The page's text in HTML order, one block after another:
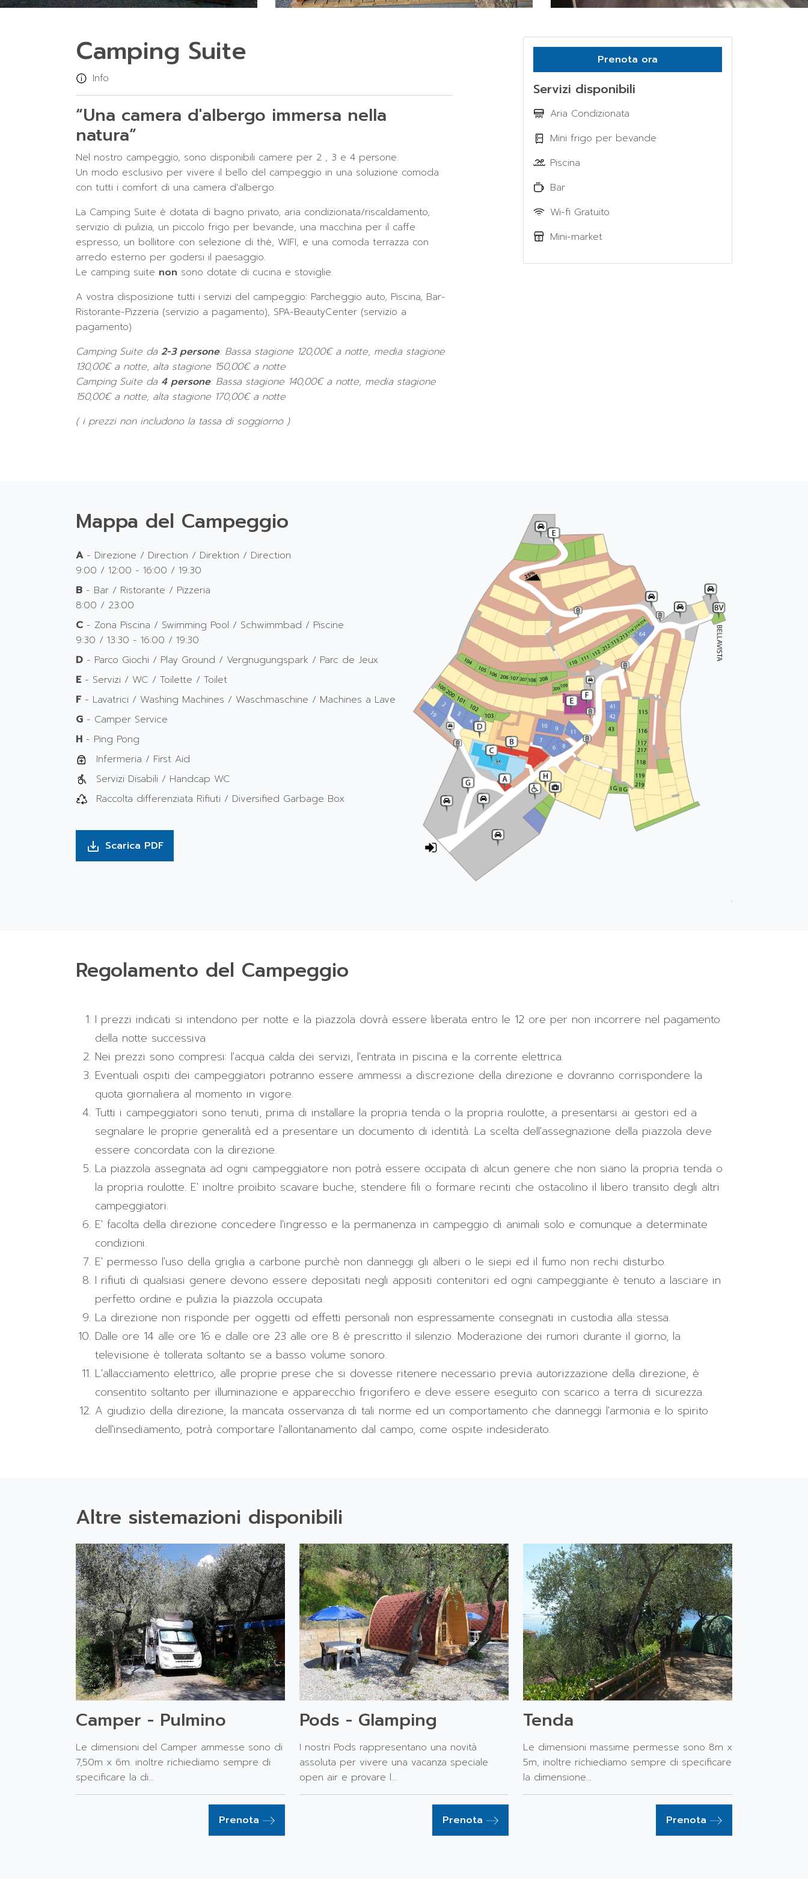
Camping Suite
Info
“Una camera d'albergo immersa nella
natura”
Nel nostro campeggio, sono disponibili camere per 2 , 3 e 4 persone.
Un modo esclusivo per vivere il bello del campeggio in una soluzione comoda
con tutti i comfort di una camera d'albergo.
La Camping Suite è dotata di bagno privato, aria condizionata/riscaldamento,
servizio di pulizia, un piccolo frigo per bevande, una macchina per il caffe
espresso, un bollitore con selezione di thè, WIFI, e una comoda terrazza con
arredo esterno per godersi il paesaggio.
Le camping suite non sono dotate di cucina e stoviglie.
A vostra disposizione tutti i servizi del campeggio: Parcheggio auto, Piscina, Bar-
Ristorante-Pizzeria (servizio a pagamento), SPA-BeautyCenter (servizio a
pagamento)
Camping Suite da 2-3 persone: Bassa stagione 120,00€ a notte, media stagione
130,00€ a notte, alta stagione 150,00€ a notte
Camping Suite da 4 persone: Bassa stagione 140,00€ a notte, media stagione
150,00€ a notte, alta stagione 170,00€ a notte
( i prezzi non includono la tassa di soggiorno )
Prenota ora
Servizi disponibili
Aria Condizionata
Mini frigo per bevande
Piscina
Bar
Wi-fi Gratuito
Mini-market
Mappa del Campeggio
A- Direzione / Direction / Direktion / Direction
9:00 / 12:00 - 16:00 / 19:30
B - Bar / Ristorante / Pizzeria
8:00 / 23:00
C - Zona Piscina / Swimming Pool / Schwimmbad / Piscine
9:30 / 13:30 - 16:00 / 19:30
D - Parco Giochi / Play Ground / Vergnugungspark / Parc de Jeux
E- Servizi / WC / Toilette / Toilet
F- Lavatrici / Washing Machines / Waschmaschine / Machines a Lave
G - Camper Service
H - Ping Pong
Infermeria / First Aid
Servizi Disabili / Handcap WC
Raccolta differenziata Rifiuti / Diversified Garbage Box
save_alt Scarica PDF
Regolamento del Campeggio
I prezzi indicati si intendono per notte e la piazzola dovrà essere liberata entro le 12 ore per non incorrere nel pagamento
della notte successiva
Nei prezzi sono compresi: l'acqua calda dei servizi, l'entrata in piscina e la corrente elettrica.
Eventuali ospiti dei campeggiatori potranno essere ammessi a discrezione della direzione e dovranno corrispondere la
quota giornaliera al momento in vigore.
Tutti i campeggiatori sono tenuti, prima di installare la propria tenda o la propria roulotte, a presentarsi ai gestori ed a
segnalare le proprie generalità ed a presentare un documento di identità. La scelta dell'assegnazione della piazzola deve
essere concordata con la direzione.
La piazzola assegnata ad ogni campeggiatore non potrà essere occipata di alcun genere che non siano la propria tenda o
la propria roulotte. E' inoltre proibito scavare buche, stendere fili o formare recinti che ostacolino il libero transito degli altri
campeggiatori.
E' facolta della direzione concedere l'ingresso e la permanenza in campeggio di animali solo e comunque a determinate
condizioni.
E' permesso l'uso della griglia a carbone purchè non danneggi gli alberi o le siepi ed il fumo non rechi disturbo.
I rifiuti di qualsiasi genere devono essere depositati negli appositi contenitori ed ogni campeggiante è tenuto a lasciare in
perfetto ordine e pulizia la piazzola occupata.
La direzione non risponde per oggetti od effetti personali non espressamente consegnati in custodia alla stessa.
Dalle ore 14 alle ore 16 e dalle ore 23 alle ore 8 è prescritto il silenzio. Moderazione dei rumori durante il giorno, la
televisione è tollerata soltanto se a basso volume sonoro.
L'allacciamento elettrico, alle proprie prese che si dovesse ritenere necessario previa autorizzazione della direzione, è
consentito soltanto per illuminazione e apparecchio frigorifero e deve essere eseguito con scarico a terra di sicurezza.
A giudizio della direzione, la mancata osservanza di tali norme ed un comportamento che danneggi l'armonia e lo spirito
dell'insediamento, potrà comportare l'allontanamento dal campo, come ospite indesiderato.
Altre sistemazioni disponibili
Camper - Pulmino
Le dimensioni del Camper ammesse sono di
7,50m x 6m. inoltre richiediamo sempre di
specificare la di...
Prenota
Pods - Glamping
I nostri Pods rappresentano una novità
assoluta per vivere una vacanza speciale
open air e provare l...
Prenota
Tenda
Le dimensioni massime permesse sono 8m x
5m, inoltre richiediamo sempre di specificare
la dimensione...
Prenota